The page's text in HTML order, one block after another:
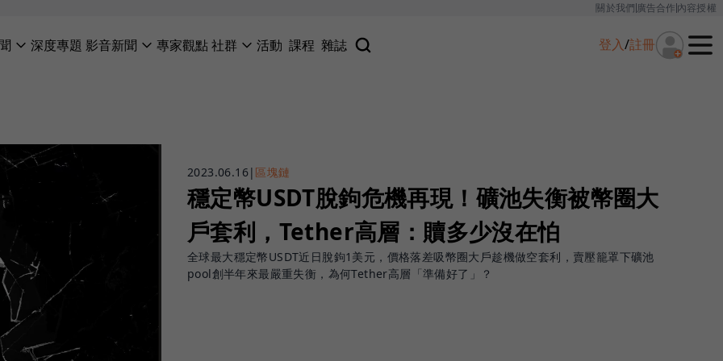
關於我們廣告合作內容授權
深度專題 影音新聞 專家觀點社群 活動 課程 雜誌 登入/註冊
2023.06.16| 區塊鏈
穩定幣USDT脫鉤危機再現！礦池失衡被幣圈大
戶套利，Tether高層：贖多少沒在怕
全球最大穩定幣USDT近日脫鉤1美元，價格落差吸幣圈大戶趁機做空套利，賣壓籠罩下礦池
pool創半年來最嚴重失衡，為何Tether高層「準備好了」？